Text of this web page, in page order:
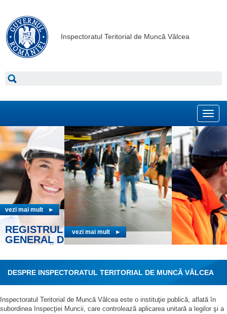
Inspectoratul Teritorial de Muncă Vâlcea
REGISTRUL
EVIDENŢĂ A
SALARIAŢILOR
vezi mai mult
RELAŢII DE MUNCĂ
vezi mai mult
MUNCĂ
vezi mai mult
DESPRE INSPECTORATUL TERITORIAL DE MUNCĂ VÂLCEA
Inspectoratul Teritorial de Muncă Vâlcea este o instituţie publică, aflată în
subordinea Inspecţiei Muncii, care controlează aplicarea unitară a legilor şi a